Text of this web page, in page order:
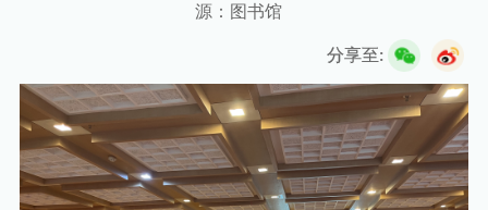
源：图书馆
分享至: